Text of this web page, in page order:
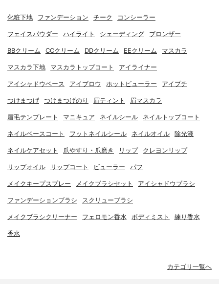
化粧下地 ファンデーション チーク コンシーラー
フェイスパウダー ハイライト シェーディング ブロンザー
BBクリーム CCクリーム DDクリーム EEクリーム マスカラ
マスカラ下地 マスカラトップコート アイライナー
アイシャドウベース アイブロウ ホットビューラー アイプチ
つけまつげ つけまつげのり 眉ティント 眉マスカラ
眉毛テンプレート マニキュア ネイルシール ネイルトップコート
ネイルベースコート フットネイルシール ネイルオイル 除光液
ネイルケアセット 爪やすり・爪磨き リップ クレヨンリップ
リップオイル リップコート ビューラー パフ
メイクキープスプレー メイクブラシセット アイシャドウブラシ
ファンデーションブラシ スクリューブラシ
メイクブラシクリーナー フェロモン香水 ボディミスト 練り香水
香水
カテゴリ一覧へ